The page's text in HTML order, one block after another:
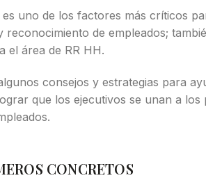
uno de los factores más críticos
de empleados;
el área de RR HH.
consejos y estrategias para
que los ejecutivos se unan a los
CONCRETOS